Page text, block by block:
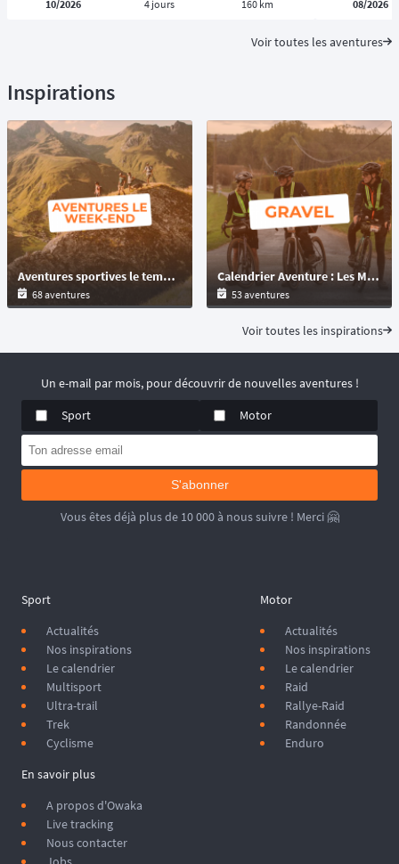
10/2026
4 jours
160 km
08/2026
Voir toutes les aventures
Inspirations
Aventures sportives le temps d'un week-end : trail, VTT, gravel
68 aventures
Calendrier Aventure : Les Meilleures Épreuves Gravel et Multi-Formats à Découvrir
53 aventures
Voir toutes les inspirations
Un e-mail par mois, pour découvrir de nouvelles aventures !
Sport
Motor
S'abonner
Vous êtes déjà plus de 10 000 à nous suivre ! Merci 🤗
Sport
Actualités
Nos inspirations
Le calendrier
Multisport
Ultra-trail
Trek
Cyclisme
Motor
Actualités
Nos inspirations
Le calendrier
Raid
Rallye-Raid
Randonnée
Enduro
En savoir plus
A propos d'Owaka
Live tracking
Nous contacter